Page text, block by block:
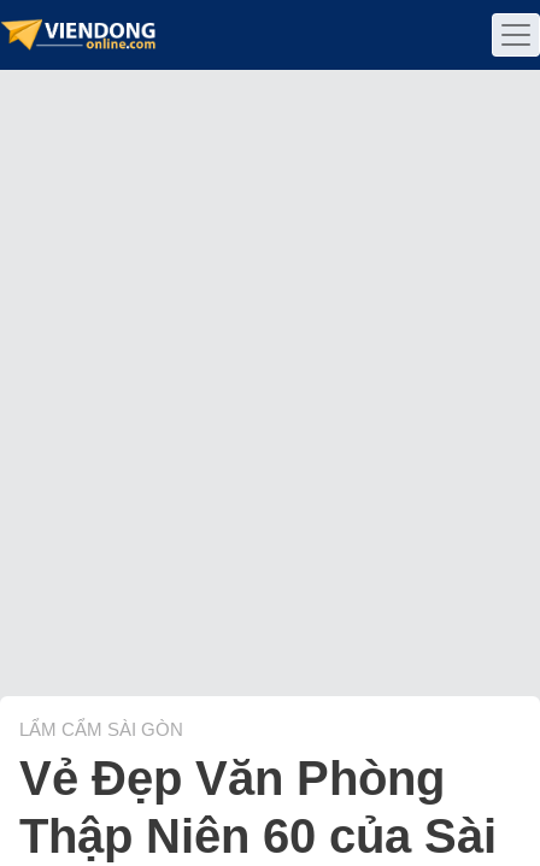
LẨM CẨM SÀI GÒN
Vẻ Đẹp Văn Phòng
Thập Niên 60 của Sài